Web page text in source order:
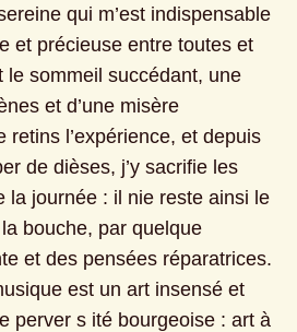
qui m’est indispensable
et précieuse entre toutes et
le sommeil succédant, une
et d’une misère
retins l’expérience, et depuis
de dièses, j’y sacrifie les
la journée : il nie reste ainsi le
bouche, par quelque
et des pensées réparatrices.
est un art insensé et
perver s ité bourgeoise : art à